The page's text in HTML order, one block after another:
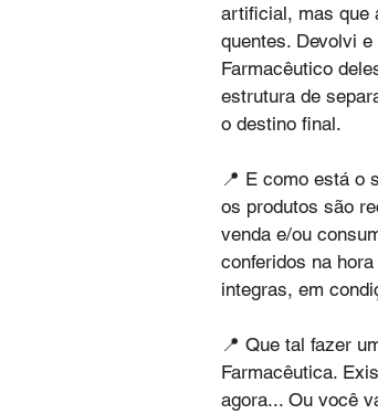
artificial, mas que
quentes. Devolvi
Farmacêutico
estrutura de
o destino final.
📍 E como está o
os produtos são
venda e/ou
conferidos na
integras, em
📍 Que tal fazer
Farmacêutica.
agora... Ou você